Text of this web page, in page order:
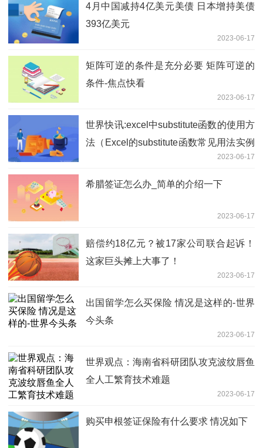
4月中国减持4亿美元美债 日本增持美债
393亿美元
2023-06-17
矩阵可逆的条件是充分必要 矩阵可逆的
条件-焦点快看
2023-06-17
世界快讯:excel中substitute函数的使用方
法（Excel的substitute函数常见用法实例
2023-06-17
希腊签证怎么办_简单的介绍一下
2023-06-17
赔偿约18亿元？被17家公司联合起诉！
这家巨头摊上大事了！
2023-06-17
出国留学怎么买保险 情况是这样的-世界
今头条
2023-06-17
世界观点：海南省科研团队攻克波纹唇鱼
全人工繁育技术难题
2023-06-17
购买申根签证保险有什么要求 情况如下